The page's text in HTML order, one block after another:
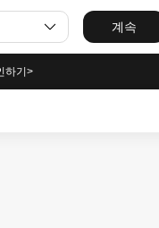
계속
하기>